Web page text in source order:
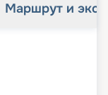
Маршрут и